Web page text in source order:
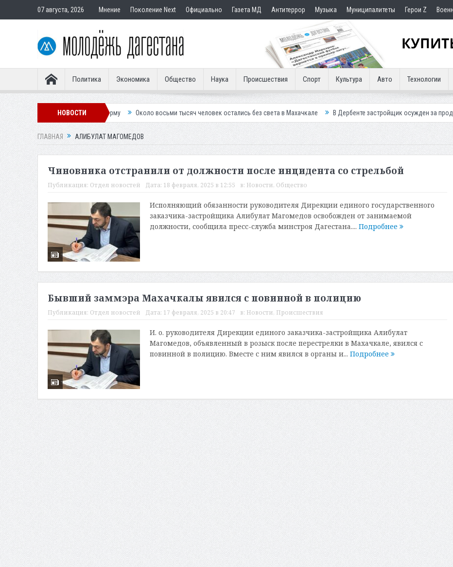
07 августа, 2026 Мнение Поколение Next Официально Газета МД Антитеррор Музыка Муниципалитеты Герои Z
Политика Экономика Общество Наука Происшествия Спорт Культура Авто Технологии
НОВОСТИ
гостевую форму Около восьми тысяч человек остались без света в Махачкале В Дербенте застройщик осужден за продажу квартир
ГЛАВНАЯ АЛИБУЛАТ МАГОМЕДОВ
Чиновника отстранили от должности после инцидента со стрельбой
Публикация: Отдел новостей Дата: 18 февраля, 2025 в 12:55 в: Новости, Общество
Исполняющий обязанности руководителя Дирекции единого государственного
заказчика-застройщика Алибулат Магомедов освобожден от занимаемой
должности, сообщила пресс-служба минстроя Дагестана.... Подробнее
Бывший заммэра Махачкалы явился с повинной в полицию
Публикация: Отдел новостей Дата: 17 февраля, 2025 в 20:47 в: Новости, Происшествия
И. о. руководителя Дирекции единого заказчика-застройщика Алибулат
Магомедов, объявленный в розыск после перестрелки в Махачкале, явился с
повинной в полицию. Вместе с ним явился в органы и... Подробнее